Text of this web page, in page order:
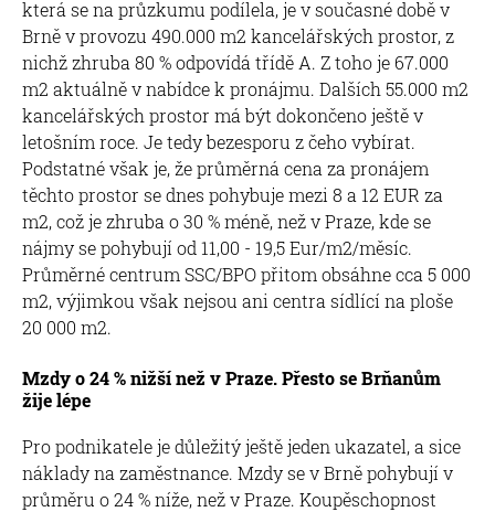
která se na průzkumu podílela, je v současné době v
Brně v provozu 490.000 m2 kancelářských prostor, z
nichž zhruba 80 % odpovídá třídě A. Z toho je 67.000
m2 aktuálně v nabídce k pronájmu. Dalších 55.000 m2
kancelářských prostor má být dokončeno ještě v
letošním roce. Je tedy bezesporu z čeho vybírat.
Podstatné však je, že průměrná cena za pronájem
těchto prostor se dnes pohybuje mezi 8 a 12 EUR za
m2, což je zhruba o 30 % méně, než v Praze, kde se
nájmy se pohybují od 11,00 - 19,5 Eur/m2/měsíc.
Průměrné centrum SSC/BPO přitom obsáhne cca 5 000
m2, výjimkou však nejsou ani centra sídlící na ploše
20 000 m2.
Mzdy o 24 % nižší než v Praze. Přesto se Brňanům
žije lépe
Pro podnikatele je důležitý ještě jeden ukazatel, a sice
náklady na zaměstnance. Mzdy se v Brně pohybují v
průměru o 24 % níže, než v Praze. Koupěschopnost